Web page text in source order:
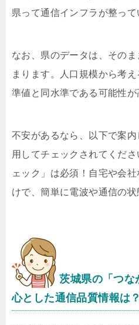
県って通信インフラが整って
なお、県のデータは、その
まります。人口規模から考
準値と同水準である可能性が
不安があるなら、以下で案
用してチェックされてくだ
ェック」は必須！自宅や会
けで、簡単に電波や通信の状
茨城県の「つな
心とした通信品質情報は？